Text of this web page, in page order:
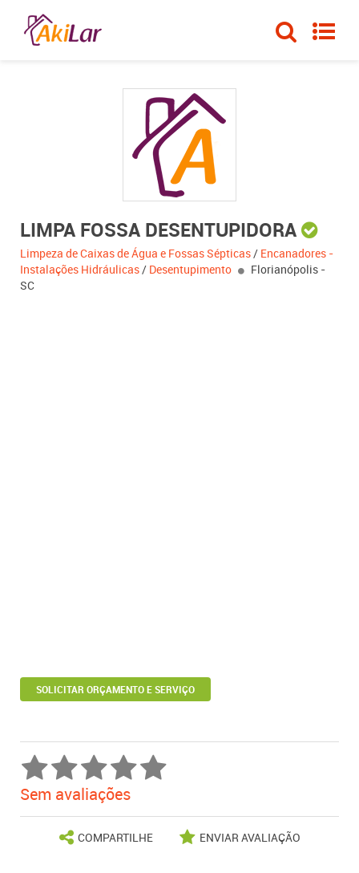
LIMPA FOSSA DESENTUPIDORA
Limpeza de Caixas de Água e Fossas Sépticas/ Encanadores -
Instalações Hidráulicas/ Desentupimento
Florianópolis -
SC
SOLICITAR ORÇAMENTO E SERVIÇO
Sem avaliações
COMPARTILHE ENVIAR AVALIAÇÃO